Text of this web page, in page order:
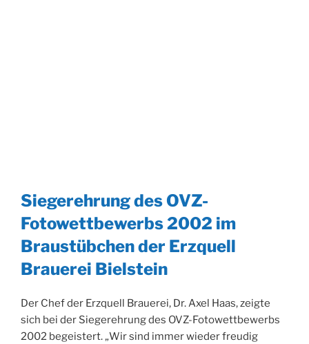
Siegerehrung des OVZ-
Fotowettbewerbs 2002 im
Braustübchen der Erzquell
Brauerei Bielstein
Der Chef der Erzquell Brauerei, Dr. Axel Haas, zeigte
sich bei der Siegerehrung des OVZ-Fotowettbewerbs
2002 begeistert. „Wir sind immer wieder freudig